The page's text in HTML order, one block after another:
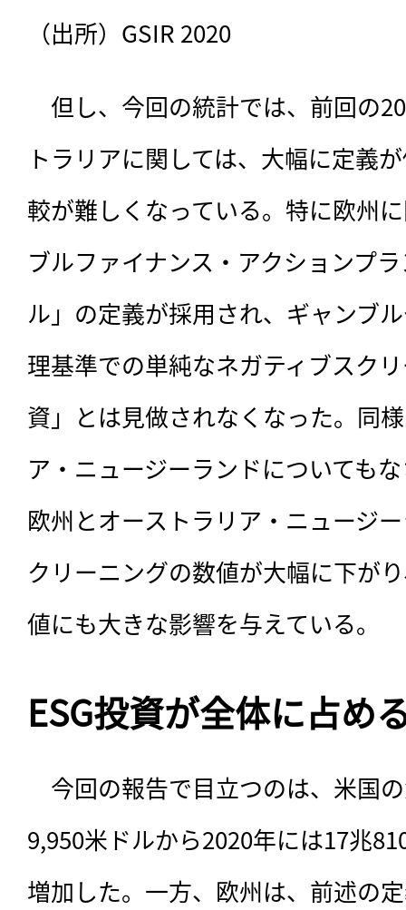
（出所）GSIR 2020
但し、今回の統計では、前回の
トラリアに関しては、大幅に定義
較が難しくなっている。特に欧州
ブルファイナンス・アクションプ
ル」の定義が採用され、ギャンブ
理基準での単純なネガティブスク
資」とは見做されなくなった。同
ア・ニュージーランドについても
欧州とオーストラリア・ニュージ
クリーニングの数値が大幅に下が
値にも大きな影響を与えている。
ESG投資が全体に占め
今回の報告で目立つのは、米国
9,950米ドルから2020年には17兆
増加した。一方、欧州は、前述の